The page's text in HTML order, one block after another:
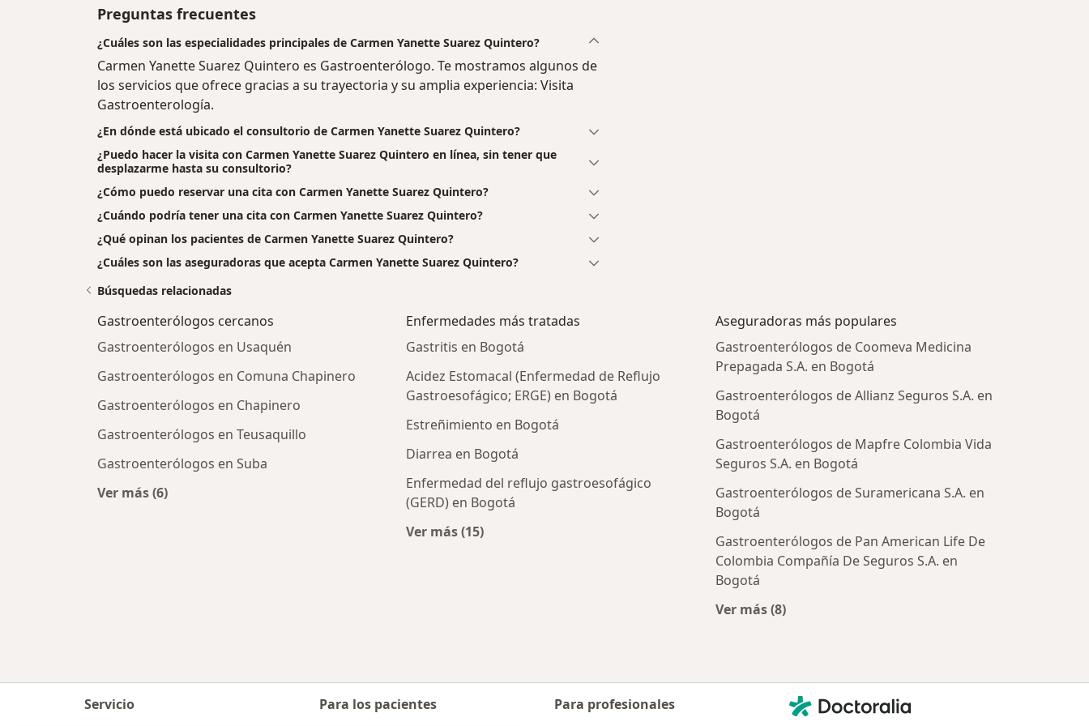
Preguntas frecuentes
¿Cuáles son las especialidades principales de Carmen Yanette Suarez Quintero?
Carmen Yanette Suarez Quintero es Gastroenterólogo. Te mostramos algunos de
los servicios que ofrece gracias a su trayectoria y su amplia experiencia: Visita
Gastroenterología.
¿En dónde está ubicado el consultorio de Carmen Yanette Suarez Quintero?
¿Puedo hacer la visita con Carmen Yanette Suarez Quintero en línea, sin tener que
desplazarme hasta su consultorio?
¿Cómo puedo reservar una cita con Carmen Yanette Suarez Quintero?
¿Cuándo podría tener una cita con Carmen Yanette Suarez Quintero?
¿Qué opinan los pacientes de Carmen Yanette Suarez Quintero?
¿Cuáles son las aseguradoras que acepta Carmen Yanette Suarez Quintero?
Búsquedas relacionadas
Gastroenterólogos cercanos
Gastroenterólogos en Usaquén
Gastroenterólogos en Comuna Chapinero
Gastroenterólogos en Chapinero
Gastroenterólogos en Teusaquillo
Gastroenterólogos en Suba
Ver más (6)
Más en esta categoría: Gastroenterólogos cercanos
Enfermedades más tratadas
Gastritis en Bogotá
Acidez Estomacal (Enfermedad de Reflujo
Gastroesofágico; ERGE) en Bogotá
Estreñimiento en Bogotá
Diarrea en Bogotá
Enfermedad del reflujo gastroesofágico
(GERD) en Bogotá
Ver más (15)
Más en esta categoría: Enfermedades más tratadas
Aseguradoras más populares
Gastroenterólogos de Coomeva Medicina
Prepagada S.A. en Bogotá
Gastroenterólogos de Allianz Seguros S.A. en
Bogotá
Gastroenterólogos de Mapfre Colombia Vida
Seguros S.A. en Bogotá
Gastroenterólogos de Suramericana S.A. en
Bogotá
Gastroenterólogos de Pan American Life De
Colombia Compañía De Seguros S.A. en
Bogotá
Ver más (8)
Servicio
Para los pacientes
Para profesionales
Contacto
Doctoralia - Página de inicio